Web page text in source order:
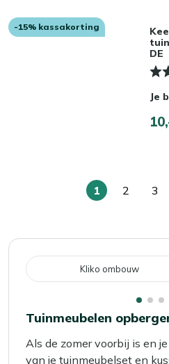
-15% kassakorting
DE
Je
U
1
Pagina
2 3
Kliko ombouw
Tuinmeubelen
Als de zomer voorbij is en
van je tuinmeubelset en